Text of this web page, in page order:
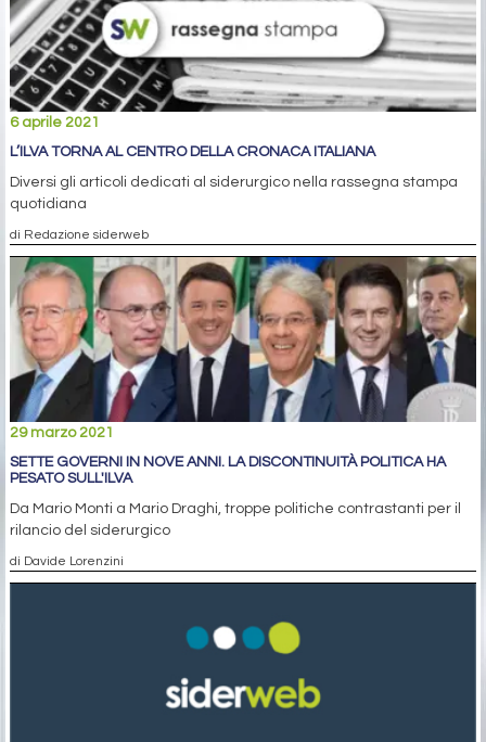
6 aprile 2021
L’ILVA TORNA AL CENTRO DELLA CRONACA ITALIANA
Diversi gli articoli dedicati al siderurgico nella rassegna stampa
quotidiana
di Redazione siderweb
29 marzo 2021
SETTE GOVERNI IN NOVE ANNI. LA DISCONTINUITÀ POLITICA HA
PESATO SULL'ILVA
Da Mario Monti a Mario Draghi, troppe politiche contrastanti per il
rilancio del siderurgico
di Davide Lorenzini